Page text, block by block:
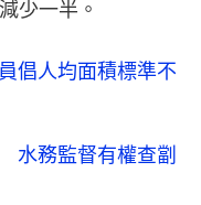
少一半。
倡人均面積標準不
水務監督有權查劏